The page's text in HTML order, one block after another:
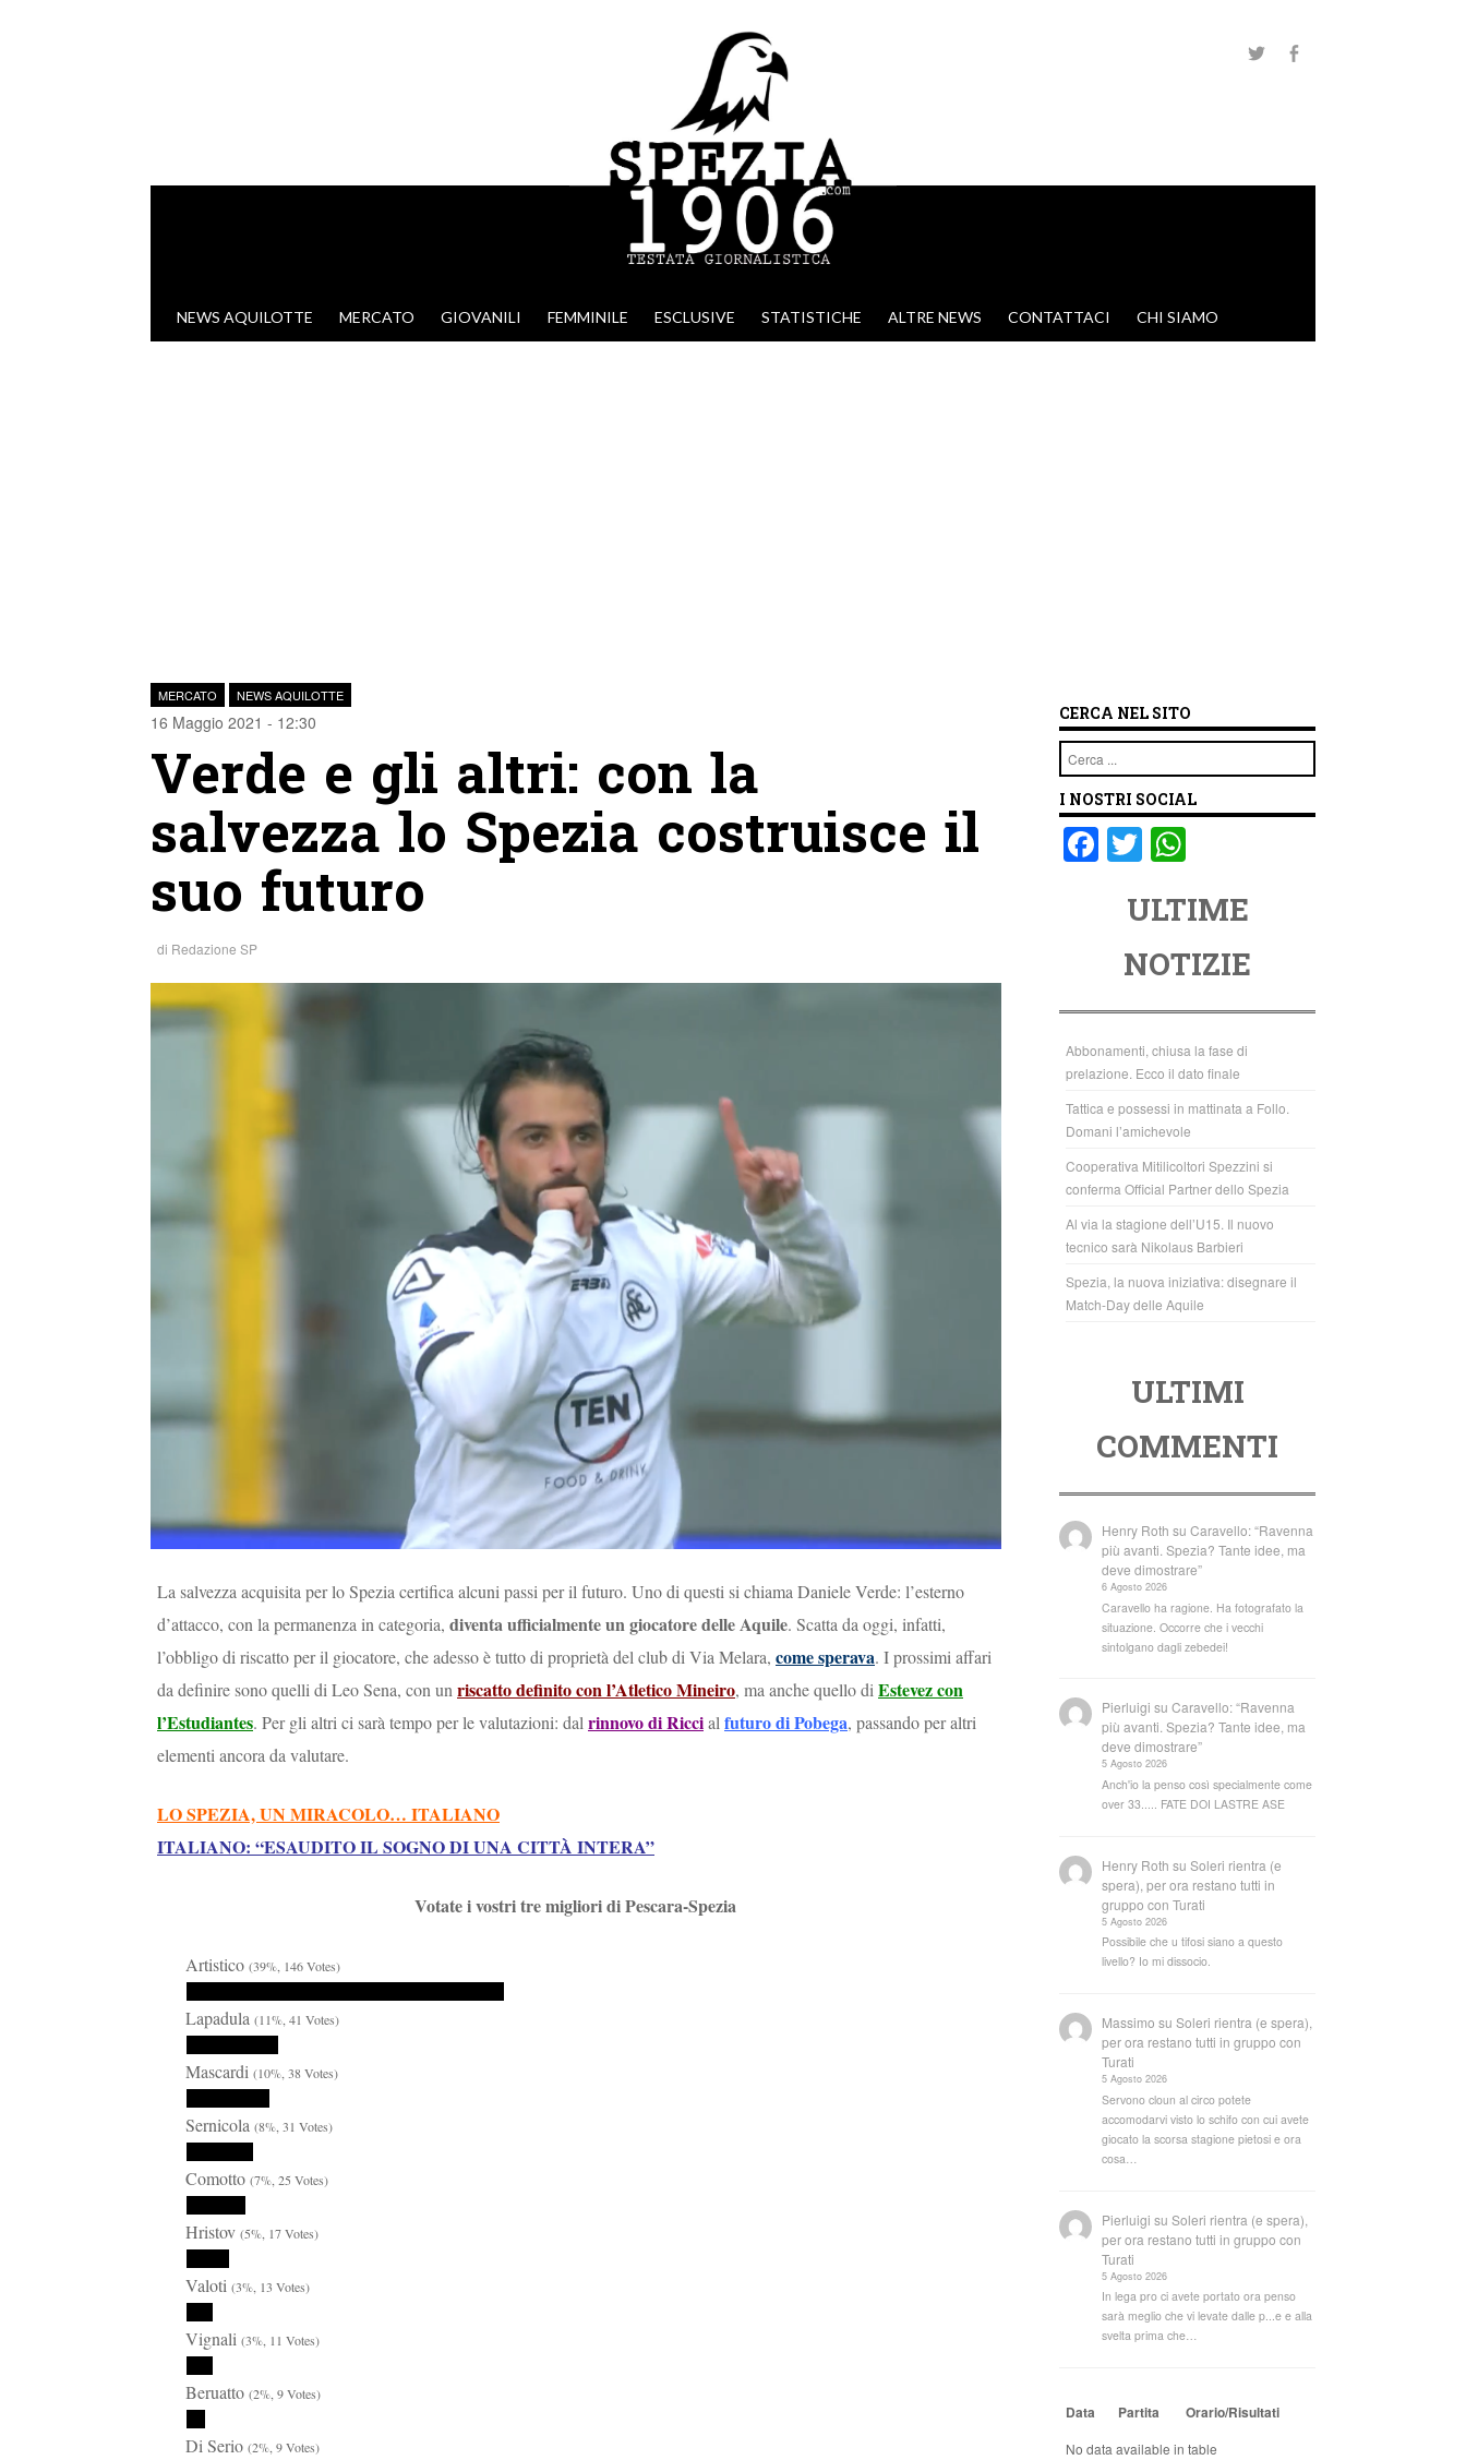
VAI AL CONTENUTO
NEWS AQUILOTTE MERCATO GIOVANILI FEMMINILE ESCLUSIVE STATISTICHE ALTRE NEWS CONTATTACI CHI SIAMO
MERCATO NEWS AQUILOTTE
16 Maggio 2021 - 12:30
Verde e gli altri: con la
salvezza lo Spezia costruisce il
suo futuro
di Redazione SP
La salvezza acquisita per lo Spezia certifica alcuni passi per il futuro. Uno di questi si chiama Daniele Verde: l’esterno
d’attacco, con la permanenza in categoria, diventa ufficialmente un giocatore delle Aquile. Scatta da oggi, infatti,
l’obbligo di riscatto per il giocatore, che adesso è tutto di proprietà del club di Via Melara, come sperava. I prossimi affari
da definire sono quelli di Leo Sena, con un riscatto definito con l’Atletico Mineiro, ma anche quello di Estevez con
l’Estudiantes. Per gli altri ci sarà tempo per le valutazioni: dal rinnovo di Riccial futuro di Pobega, passando per altri
elementi ancora da valutare.
LO SPEZIA, UN MIRACOLO… ITALIANO
ITALIANO: “ESAUDITO IL SOGNO DI UNA CITTÀ INTERA”
Votate i vostri tre migliori di Pescara-Spezia
Artistico (39%, 146 Votes)
Lapadula (11%, 41 Votes)
Mascardi (10%, 38 Votes)
Sernicola (8%, 31 Votes)
Comotto (7%, 25 Votes)
Hristov (5%, 17 Votes)
Valoti (3%, 13 Votes)
Vignali (3%, 11 Votes)
Beruatto (2%, 9 Votes)
Di Serio (2%, 9 Votes)
CERCA NEL SITO
Cerca
I NOSTRI SOCIAL
F
o
o
k
T
tt
er
at
s
A
p
p
ULTIME
NOTIZIE
Abbonamenti, chiusa la fase di
prelazione. Ecco il dato finale
Tattica e possessi in mattinata a Follo.
Domani l’amichevole
Cooperativa Mitilicoltori Spezzini si
conferma Official Partner dello Spezia
Al via la stagione dell’U15. Il nuovo
tecnico sarà Nikolaus Barbieri
Spezia, la nuova iniziativa: disegnare il
Match-Day delle Aquile
ULTIMI
COMMENTI
Henry Roth suCaravello: “Ravenna
più avanti. Spezia? Tante idee, ma
deve dimostrare”
6 Agosto 2026
Caravello ha ragione. Ha fotografato la
situazione. Occorre che i vecchi
sintolgano dagli zebedei!
Pierluigi suCaravello: “Ravenna
più avanti. Spezia? Tante idee, ma
deve dimostrare”
5 Agosto 2026
Anch'io la penso così specialmente come
over 33..... FATE DOI LASTRE ASE
Henry Roth suSoleri rientra (e
spera), per ora restano tutti in
gruppo con Turati
5 Agosto 2026
Possibile che u tifosi siano a questo
livello? Io mi dissocio.
Massimo suSoleri rientra (e spera),
per ora restano tutti in gruppo con
Turati
5 Agosto 2026
Servono cloun al circo potete
accomodarvi visto lo schifo con cui avete
giocato la scorsa stagione pietosi e ora
cosa…
Pierluigi suSoleri rientra (e spera),
per ora restano tutti in gruppo con
Turati
5 Agosto 2026
In lega pro ci avete portato ora penso
sarà meglio che vi levate dalle p...e e alla
svelta prima che…
Data Partita Orario/Risultati
No data available in table